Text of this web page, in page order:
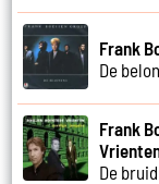
Frank
De
Frank
De bruid